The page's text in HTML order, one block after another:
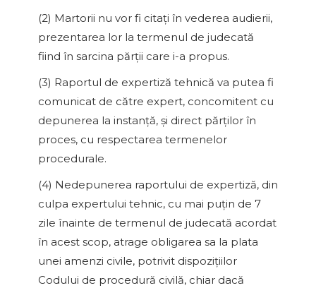
(2) Martorii nu vor fi citaţi în vederea audierii,
prezentarea lor la termenul de judecată
fiind în sarcina părţii care i-a propus.
(3) Raportul de expertiză tehnică va putea fi
comunicat de către expert, concomitent cu
depunerea la instanţă, şi direct părţilor în
proces, cu respectarea termenelor
procedurale.
(4) Nedepunerea raportului de expertiză, din
culpa expertului tehnic, cu mai puţin de 7
zile înainte de termenul de judecată acordat
în acest scop, atrage obligarea sa la plata
unei amenzi civile, potrivit dispoziţiilor
Codului de procedură civilă, chiar dacă